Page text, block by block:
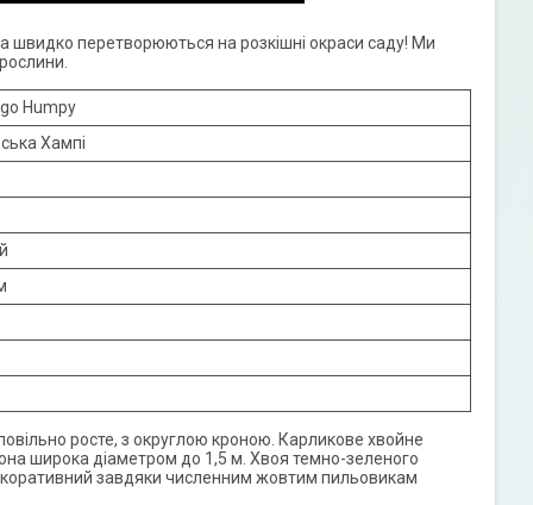
швидко перетворюються на розкішні окраси саду! Ми
Humpy
Хампі
росте, з округлою кроною. Карликове хвойне
широка діаметром до 1,5 м. Хвоя темно-зеленого
завдяки численним жовтим пильовикам